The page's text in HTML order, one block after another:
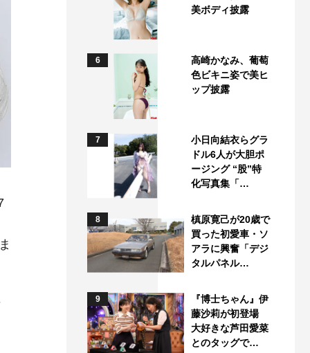
美ボディ披露
6
高崎かなみ、葡萄
色ビキニ姿で美ヒ
ップ披露
7
小日向結衣らグラ
ドル6人が大胆ポ
ージング “股”特
化写真集「…
8
槙原寛己が20歳で
買った初愛車・ソ
アラに興奮「デジ
タルパネル…
9
『博士ちゃん』伊
藤沙莉が初登場
大好きな芦田愛菜
とのタッグで…